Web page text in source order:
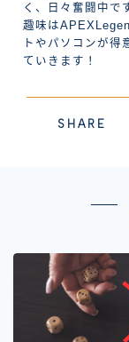
く、日々奮闘中で
趣味は
トやパソコンが得
ていきます！
SHARE